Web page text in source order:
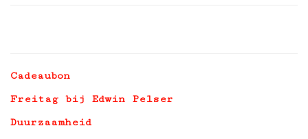
Cadeaubon
Freitag bij Edwin Pelser
Duurzaamheid